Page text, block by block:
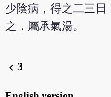
少陰病，得之二三
之，屬承氣湯。
chevron_left3